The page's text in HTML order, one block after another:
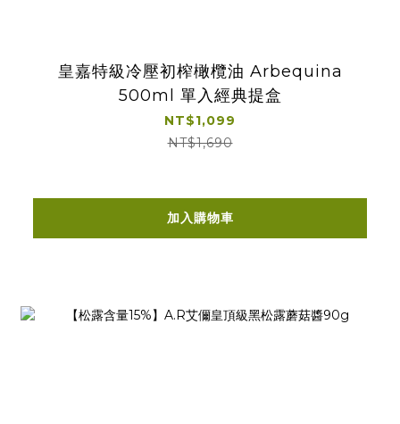
皇嘉特級冷壓初榨橄欖油 Arbequina
500ml 單入經典提盒
NT$1,099
NT$1,690
加入購物車